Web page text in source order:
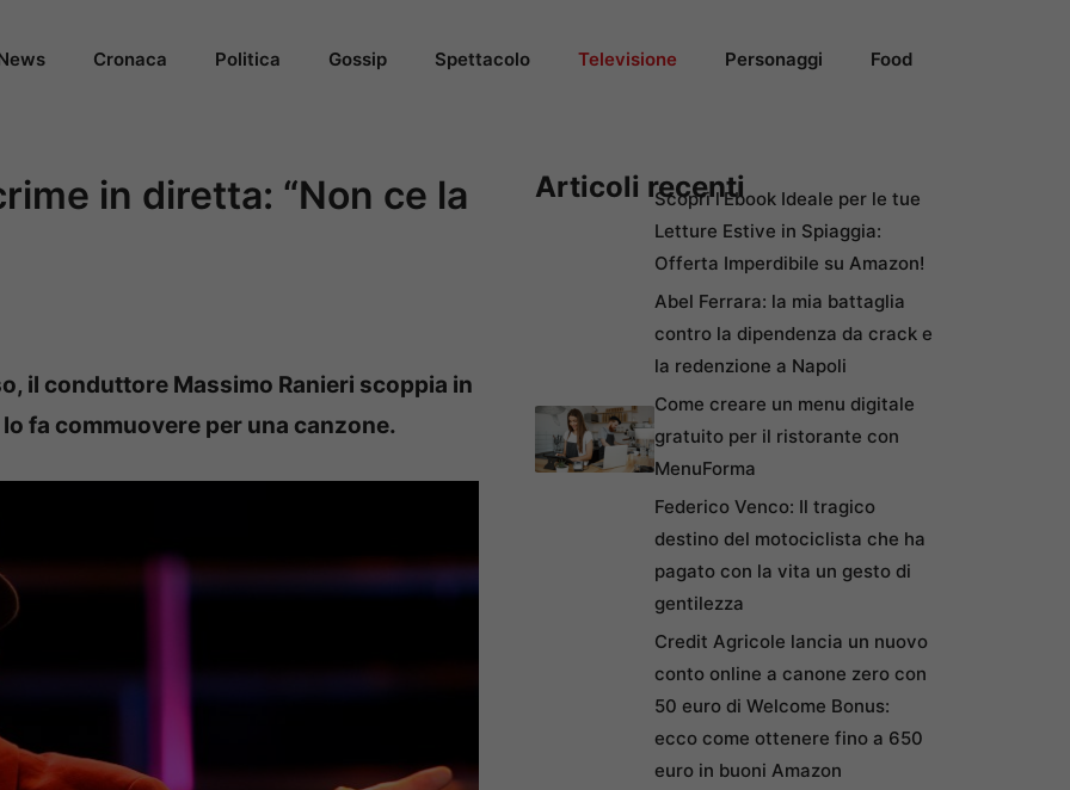
Cronaca Politica Gossip Spettacolo Televisione Personaggi Food
in diretta: “Non ce la
il conduttore Massimo Ranieri scoppia in
fa commuovere per una canzone.
Articoli recentiScopri l’Ebook Ideale per le tue
Letture Estive in Spiaggia:
Offerta Imperdibile su Amazon!
Abel Ferrara: la mia battaglia
contro la dipendenza da crack e
la redenzione a Napoli
Come creare un menu digitale
gratuito per il ristorante con
MenuForma
Federico Venco: Il tragico
destino del motociclista che ha
pagato con la vita un gesto di
gentilezza
Credit Agricole lancia un nuovo
conto online a canone zero con
50 euro di Welcome Bonus:
ecco come ottenere fino a 650
euro in buoni Amazon